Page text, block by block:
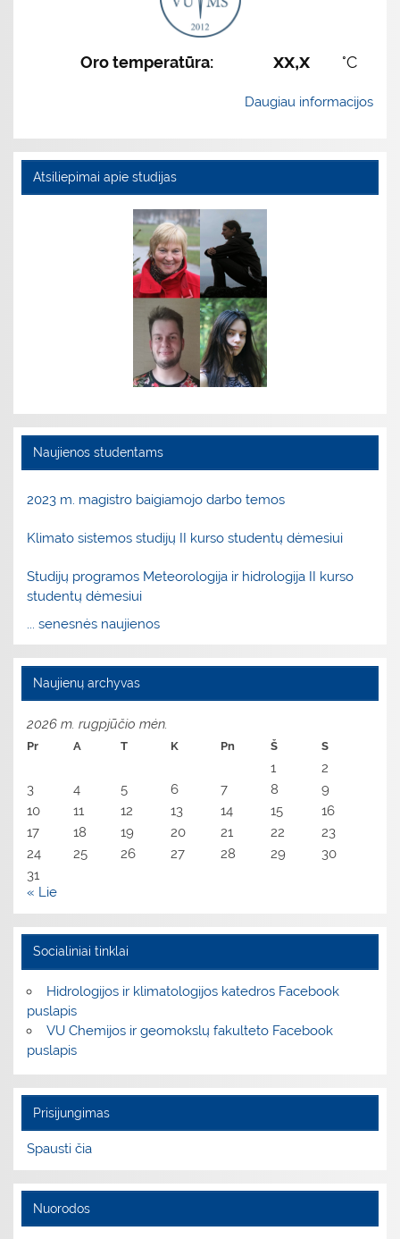
Oro temperatūra: xx,x °C
Daugiau informacijos
Atsiliepimai apie studijas
Naujienos studentams
2023 m. magistro baigiamojo darbo temos
Klimato sistemos studijų II kurso studentų dėmesiui
Studijų programos Meteorologija ir hidrologija II kurso
studentų dėmesiui
... senesnės naujienos
Naujienų archyvas
2026 m. rugpjūčio mėn.
Pr A T K Pn Š S
1
2
3
4 5 6 7 8
9
10
11 12 13 14 15
16
17
18 19 20 21 22
23
24
25 26 27 28 29
30
31
« Lie
Socialiniai tinklai
Hidrologijos ir klimatologijos katedros Facebook
puslapis
VU Chemijos ir geomokslų fakulteto Facebook
puslapis
Prisijungimas
Spausti čia
Nuorodos